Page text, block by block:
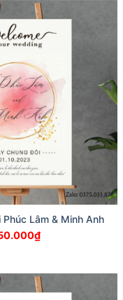
Lâm & Minh Anh
₫